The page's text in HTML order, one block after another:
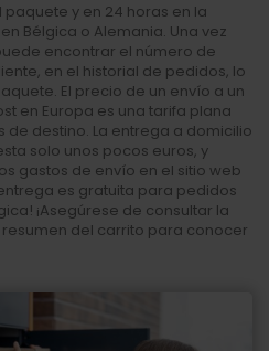
y en 24 horas en la
Bélgica o Alemania. Una vez
encontrar el número de
en el historial de pedidos, lo
El precio de un envío a un
en Europa es una tarifa plana
destino. La entrega a domicilio
solo unos pocos euros, y
gastos de envío en el sitio web
es gratuita para pedidos
¡Asegúrese de consultar la
del carrito para conocer